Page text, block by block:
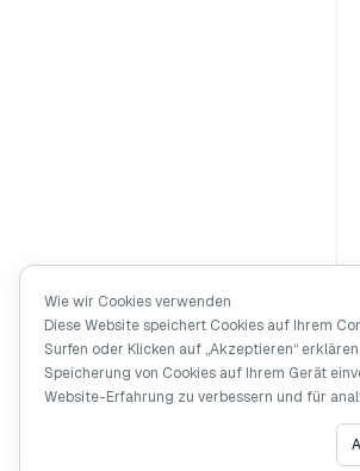
Wie wir Cookies verwenden
Diese Website speichert Cookies auf Ihrem
Surfen oder Klicken auf „Akzeptieren“
Speicherung von Cookies auf Ihrem Gerät
Website-Erfahrung zu verbessern und für